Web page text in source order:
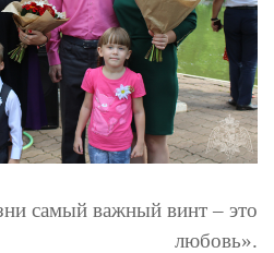
самый важный винт – это
любовь».